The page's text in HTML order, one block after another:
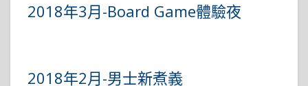
2018年3月-Board Game體驗夜
2018年2月-男士新煮義